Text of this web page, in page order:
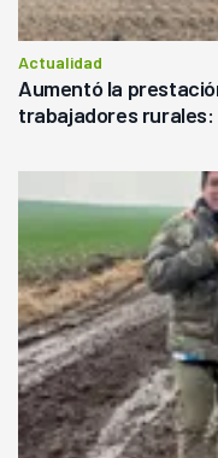
Actualidad
Aumentó la
trabajadores